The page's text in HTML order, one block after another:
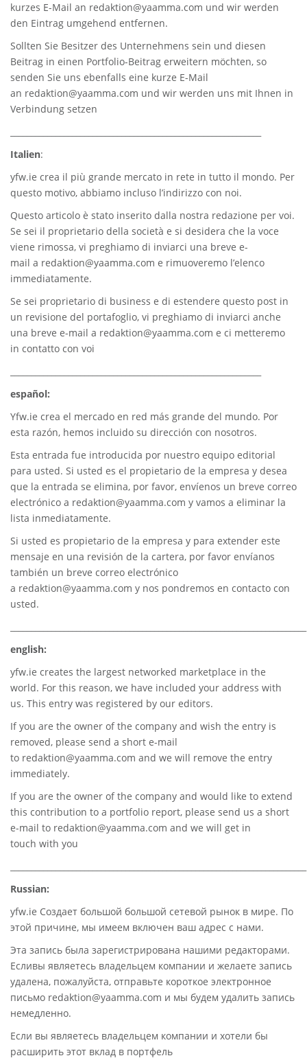
kurzes E-Mail an redaktion@yaamma.com und wir werden
den Eintrag umgehend entfernen.
Sollten Sie Besitzer des Unternehmens sein und diesen
Beitrag in einen Portfolio-Beitrag erweitern möchten, so
senden Sie uns ebenfalls eine kurze E-Mail
an redaktion@yaamma.com und wir werden uns mit Ihnen in
Verbindung setzen
Italien:
yfw.ie crea il più grande mercato in rete in tutto il mondo. Per
questo motivo, abbiamo incluso l’indirizzo con noi.
Questo articolo è stato inserito dalla nostra redazione per voi.
Se sei il proprietario della società e si desidera che la voce
viene rimossa, vi preghiamo di inviarci una breve e-
mail a redaktion@yaamma.com e rimuoveremo l’elenco
immediatamente.
Se sei proprietario di business e di estendere questo post in
un revisione del portafoglio, vi preghiamo di inviarci anche
una breve e-mail a redaktion@yaamma.com e ci metteremo
in contatto con voi
español:
Yfw.ie crea el mercado en red más grande del mundo. Por
esta razón, hemos incluido su dirección con nosotros.
Esta entrada fue introducida por nuestro equipo editorial
para usted. Si usted es el propietario de la empresa y desea
que la entrada se elimina, por favor, envíenos un breve correo
electrónico a redaktion@yaamma.com y vamos a eliminar la
lista inmediatamente.
Si usted es propietario de la empresa y para extender este
mensaje en una revisión de la cartera, por favor envíanos
también un breve correo electrónico
a redaktion@yaamma.com y nos pondremos en contacto con
usted.
english:
yfw.ie creates the largest networked marketplace in the
world. For this reason, we have included your address with
us. This entry was registered by our editors.
If you are the owner of the company and wish the entry is
removed, please send a short e-mail
to redaktion@yaamma.com and we will remove the entry
immediately.
If you are the owner of the company and would like to extend
this contribution to a portfolio report, please send us a short
e-mail to redaktion@yaamma.com and we will get in
touch with you
Russian:
yfw.ie Создает большой большой сетевой рынок в мире. По
этой причине, мы имеем включен ваш адрес с нами.
Эта запись была зарегистрирована нашими редакторами.
Есливы являетесь владельцем компании и желаете запись
удалена, пожалуйста, отправьте короткое электронное
письмо redaktion@yaamma.com и мы будем удалить запись
немедленно.
Если вы являетесь владельцем компании и хотели бы
расширить этот вклад в портфель